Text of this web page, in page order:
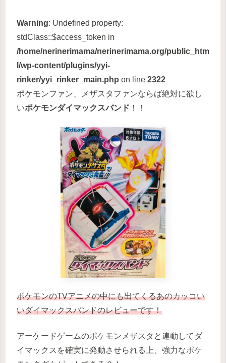
Warning: Undefined property:
stdClass::$access_token in
/home/nerinerimama/nerinerimama.org/public_htm
l/wp-content/plugins/yyi-
rinker/yyi_rinker_main.php on line 2322
ポケモンファン、メザスタファンならば絶対に欲し
いポケモンダイマックスバンド ！！
ポケモンのTVアニメの中にも出てくるあのカッコい
いダイマックスバンドのレビューです！
アーケードゲームのポケモンメザスタと連動してダ
イマックスを確実に発動させられる上、強力なポケ